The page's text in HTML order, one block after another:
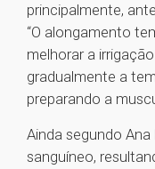
principalmente,
“O alongamento
melhorar a
gradualmente a
preparando a
Ainda segundo
sanguíneo,